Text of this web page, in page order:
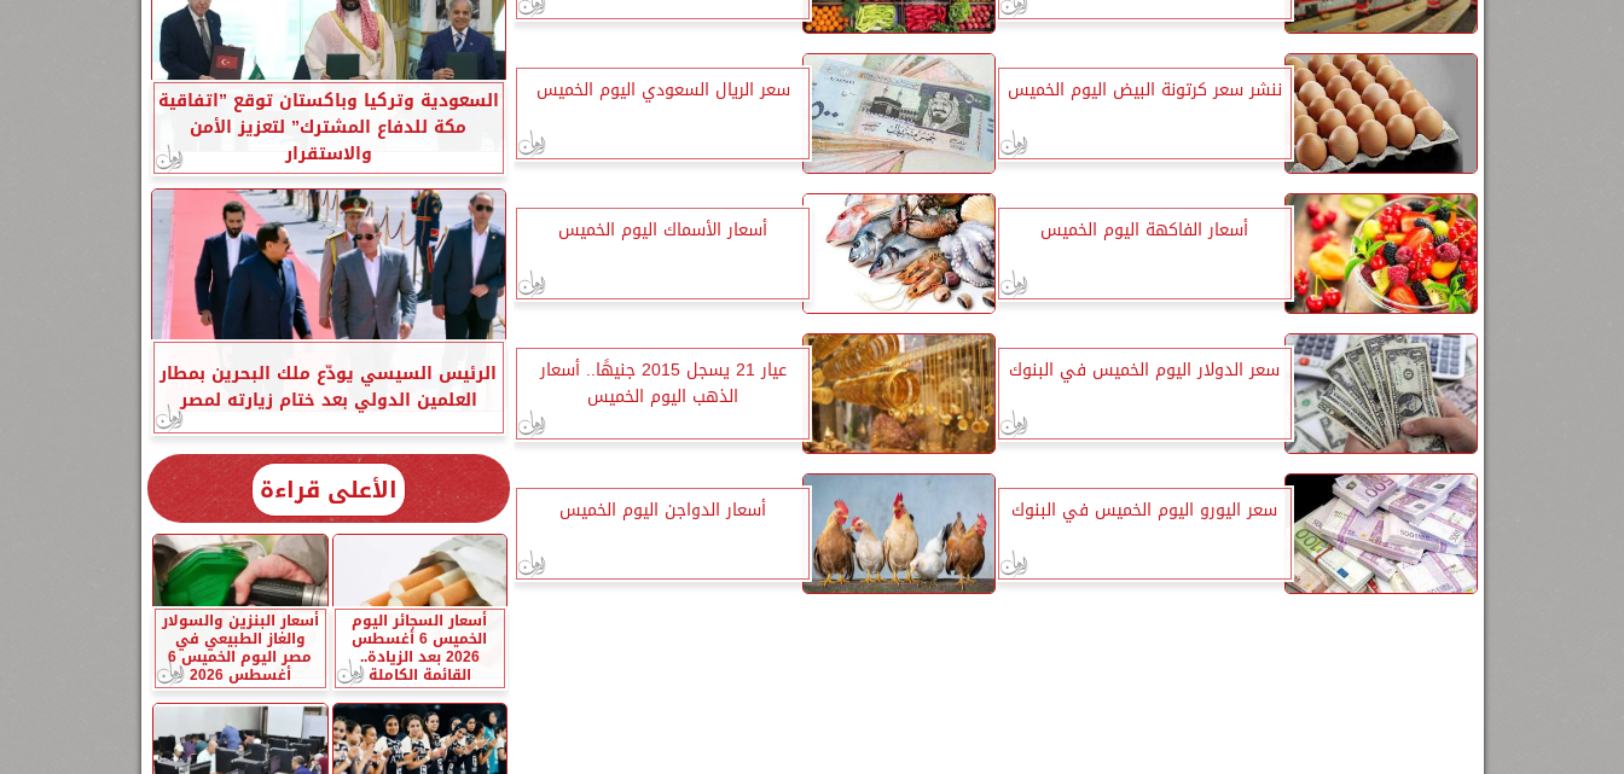
ننشر سعر كرتونة البيض اليوم الخميس سعر الريال السعودي اليوم الخميس
أسعار الفاكهة اليوم الخميس أسعار الأسماك اليوم الخميس
سعر الدولار اليوم الخميس في البنوك
عيار 21 يسجل 2015 جنيهًا.. أسعار
الذهب اليوم الخميس
سعر اليورو اليوم الخميس في البنوك أسعار الدواجن اليوم الخميس
السعودية وتركيا وباكستان توقع ”اتفاقية
مكة للدفاع المشترك” لتعزيز الأمن
والاستقرار
الرئيس السيسي يودّع ملك البحرين بمطار
العلمين الدولي بعد ختام زيارته لمصر
الأعلى قراءة
أسعار السجائر اليوم
الخميس 6 أغسطس
2026 بعد الزيادة..
القائمة الكاملة
أسعار البنزين والسولار
والغاز الطبيعي في
مصر اليوم الخميس 6
أغسطس 2026